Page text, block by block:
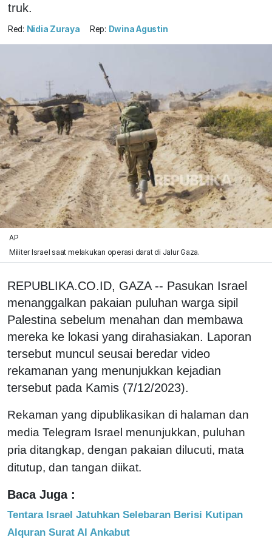
truk.
Red: Nidia Zuraya Rep: Dwina Agustin
AP
Militer Israel saat melakukan operasi darat di Jalur Gaza.
REPUBLIKA.CO.ID, GAZA -- Pasukan Israel
menanggalkan pakaian puluhan warga sipil
Palestina sebelum menahan dan membawa
mereka ke lokasi yang dirahasiakan. Laporan
tersebut muncul seusai beredar video
rekamanan yang menunjukkan kejadian
tersebut pada Kamis (7/12/2023).
Rekaman yang dipublikasikan di halaman dan
media Telegram Israel menunjukkan, puluhan
pria ditangkap, dengan pakaian dilucuti, mata
ditutup, dan tangan diikat.
Baca Juga :
Tentara Israel Jatuhkan Selebaran Berisi Kutipan
Alquran Surat Al Ankabut